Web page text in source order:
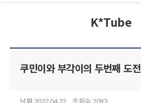
K*Tube
쿠민이와 부각이의 두번째 도전
날짜 2022.04.22 조회수 2093